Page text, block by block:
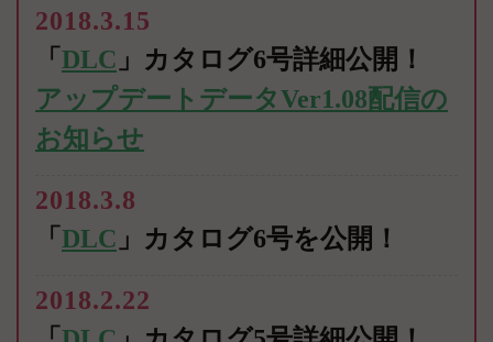
2018.3.15
「 DLC 」カタログ6号詳細公開！
アップデートデータVer1.08配信の
お知らせ
2018.3.8
「 DLC 」カタログ6号を公開！
2018.2.22